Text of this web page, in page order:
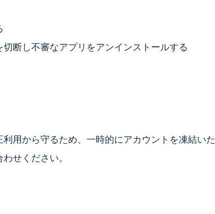
断し不審なアプリをアンインストールする
用から守るため、一時的にアカウントを凍結いた
せください。